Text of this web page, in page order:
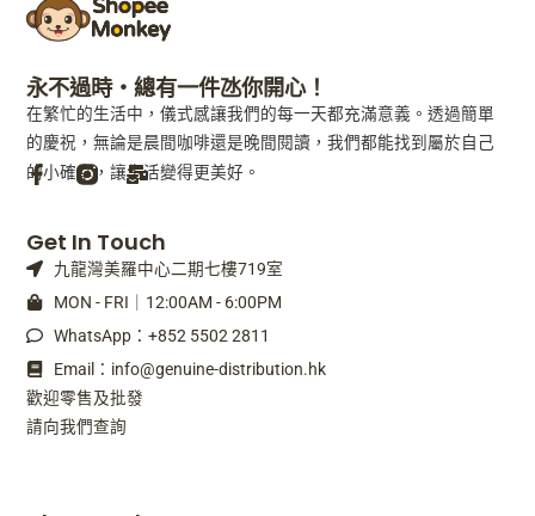
永不過時・總有一件氹你開心！
在繁忙的生活中，儀式感讓我們的每一天都充滿意義。透過簡單
的慶祝，無論是晨間咖啡還是晚間閱讀，我們都能找到屬於自己
的小確幸，讓生活變得更美好。
F
a
c
e
b
o
o
k
-
f
M
a
i
l
-
b
u
l
k
Get In Touch
九龍灣美羅中心二期七樓719室
MON - FRI｜12:00AM - 6:00PM
WhatsApp：+852 5502 2811
Email：info@genuine-distribution.hk
歡迎零售及批發
請向我們查詢